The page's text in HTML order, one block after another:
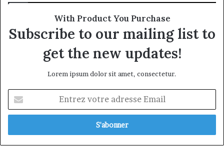
With Product You Purchase
Subscribe to our mailing list to
get the new updates!
Lorem ipsum dolor sit amet, consectetur.
votre
adresse